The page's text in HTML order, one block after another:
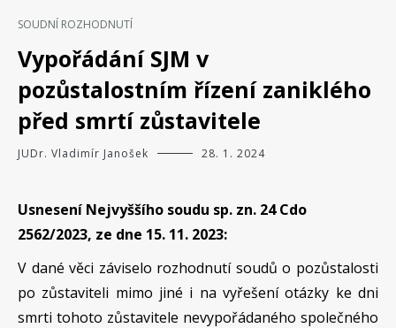
SOUDNÍ ROZHODNUTÍ
Vypořádání SJM v
pozůstalostním řízení zaniklého
před smrtí zůstavitele
JUDr. Vladimír Janošek 28. 1. 2024
Usnesení Nejvyššího soudu sp. zn. 24 Cdo
2562/2023, ze dne 15. 11. 2023:
V dané věci záviselo rozhodnutí soudů o pozůstalosti
po zůstaviteli mimo jiné i na vyřešení otázky ke dni
smrti tohoto zůstavitele nevypořádaného společného